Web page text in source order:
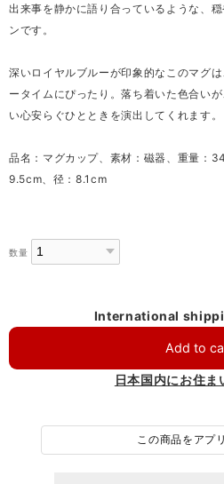
出来事を静かに語り合っているような、
ンです。
深いロイヤルブルーが印象的なこのマグ
ータイムにぴったり。落ち着いた色合い
い心安らぐひとときを演出してくれます。
品名：マグカップ、素材：磁器、重量：
9.5cm、径：8.1cm
数量
International
Add to
日本国内にお住ま
この商品をアプ